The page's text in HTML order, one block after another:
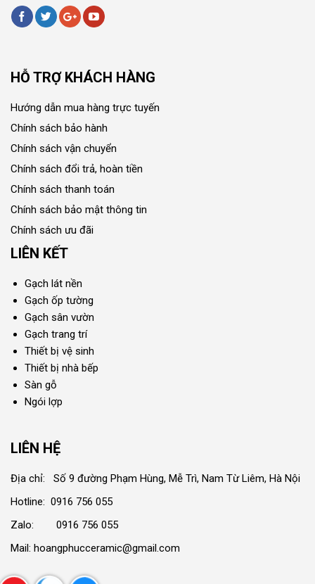
HỖ TRỢ KHÁCH HÀNG
Hướng dẫn mua hàng trực tuyến
Chính sách bảo hành
Chính sách vận chuyển
Chính sách đổi trả, hoàn tiền
Chính sách thanh toán
Chính sách bảo mật thông tin
Chính sách ưu đãi
LIÊN KẾT
Gạch lát nền
Gạch ốp tường
Gạch sân vườn
Gạch trang trí
Thiết bị vệ sinh
Thiết bị nhà bếp
Sàn gỗ
Ngói lợp
LIÊN HỆ
Địa chỉ: Số 9 đường Phạm Hùng, Mễ Trì, Nam Từ Liêm, Hà Nội
Hotline: 0916 756 055
Zalo: 0916 756 055
Mail: hoangphucceramic@gmail.com